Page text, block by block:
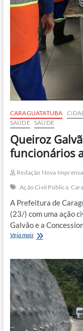
CARAGUATATUBA
SAÚDE SAÚDE
Queiroz
funcionários
Redação Nova Imprensa
Ação Civil Pública
A Prefeitura de
(23/) com uma ação
Galvão e a
Veja maisQueiroz
acusada
de
expor
funcionários
ao
coronavírus